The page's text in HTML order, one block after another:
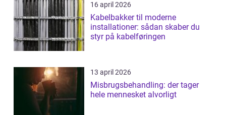
16 april 2026
Kabelbakker til moderne
installationer: sådan skaber du
styr på kabelføringen
13 april 2026
Misbrugsbehandling: der tager
hele mennesket alvorligt